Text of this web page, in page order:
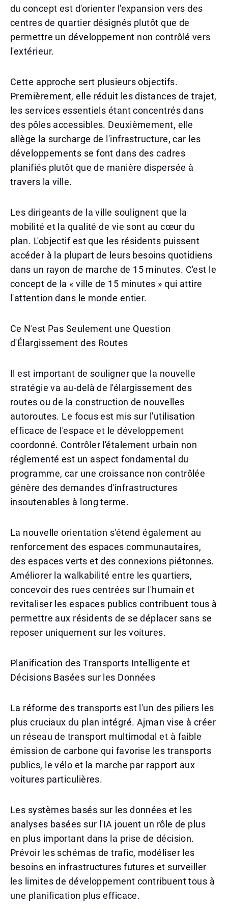
du concept est d'orienter l'expansion vers des
centres de quartier désignés plutôt que de
permettre un développement non contrôlé vers
l'extérieur.
Cette approche sert plusieurs objectifs.
Premièrement, elle réduit les distances de trajet,
les services essentiels étant concentrés dans
des pôles accessibles. Deuxièmement, elle
allège la surcharge de l'infrastructure, car les
développements se font dans des cadres
planifiés plutôt que de manière dispersée à
travers la ville.
Les dirigeants de la ville soulignent que la
mobilité et la qualité de vie sont au cœur du
plan. L'objectif est que les résidents puissent
accéder à la plupart de leurs besoins quotidiens
dans un rayon de marche de 15 minutes. C'est le
concept de la « ville de 15 minutes » qui attire
l'attention dans le monde entier.
Ce N'est Pas Seulement une Question
d'Élargissement des Routes
Il est important de souligner que la nouvelle
stratégie va au-delà de l'élargissement des
routes ou de la construction de nouvelles
autoroutes. Le focus est mis sur l'utilisation
efficace de l'espace et le développement
coordonné. Contrôler l'étalement urbain non
réglementé est un aspect fondamental du
programme, car une croissance non contrôlée
génère des demandes d'infrastructures
insoutenables à long terme.
La nouvelle orientation s'étend également au
renforcement des espaces communautaires,
des espaces verts et des connexions piétonnes.
Améliorer la walkabilité entre les quartiers,
concevoir des rues centrées sur l'humain et
revitaliser les espaces publics contribuent tous à
permettre aux résidents de se déplacer sans se
reposer uniquement sur les voitures.
Planification des Transports Intelligente et
Décisions Basées sur les Données
La réforme des transports est l'un des piliers les
plus cruciaux du plan intégré. Ajman vise à créer
un réseau de transport multimodal et à faible
émission de carbone qui favorise les transports
publics, le vélo et la marche par rapport aux
voitures particulières.
Les systèmes basés sur les données et les
analyses basées sur l'IA jouent un rôle de plus
en plus important dans la prise de décision.
Prévoir les schémas de trafic, modéliser les
besoins en infrastructures futures et surveiller
les limites de développement contribuent tous à
une planification plus efficace.